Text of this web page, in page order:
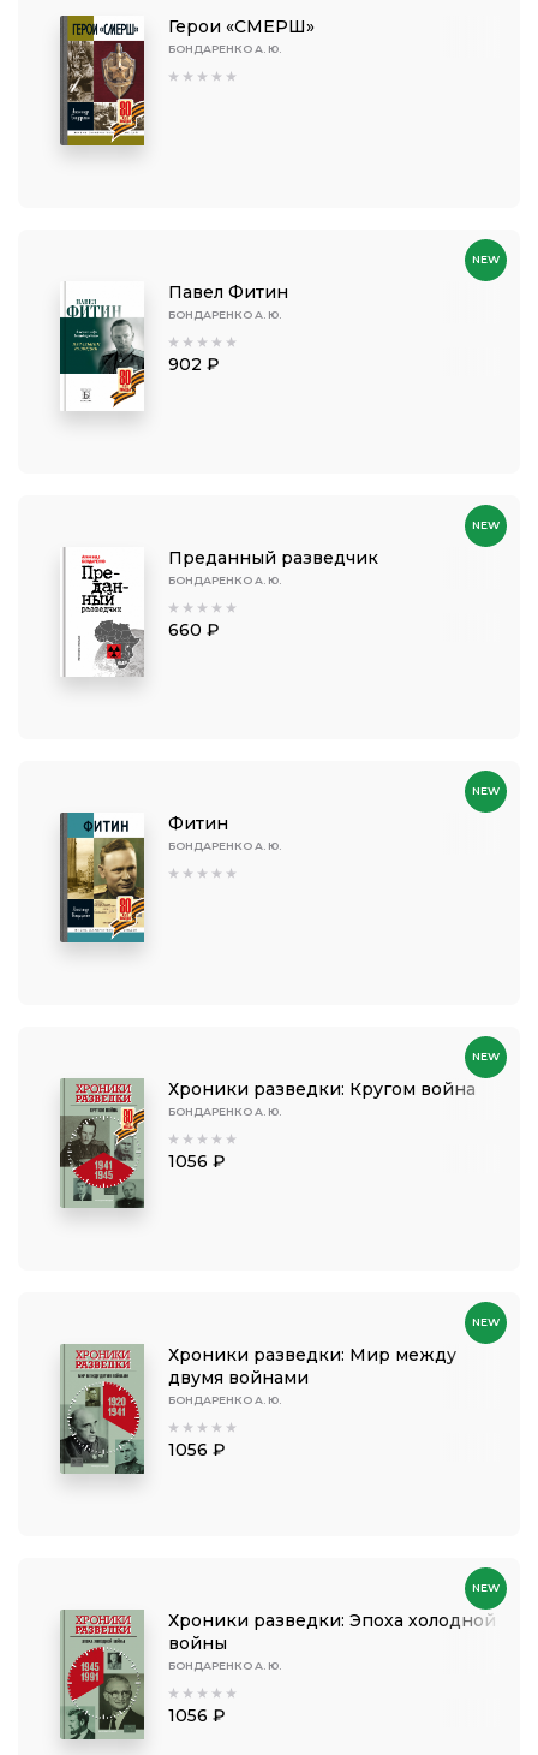
Герои «СМЕРШ»
БОНДАРЕНКО А. Ю.
Павел Фитин
БОНДАРЕНКО А. Ю.
902 ₽
NEW
Преданный разведчик
БОНДАРЕНКО А. Ю.
660 ₽
NEW
Фитин
БОНДАРЕНКО А. Ю.
NEW
Хроники разведки: Кругом война
БОНДАРЕНКО А. Ю.
1056 ₽
NEW
Хроники разведки: Мир между
двумя войнами
БОНДАРЕНКО А. Ю.
1056 ₽
NEW
Хроники разведки: Эпоха холодной
войны
БОНДАРЕНКО А. Ю.
1056 ₽
NEW